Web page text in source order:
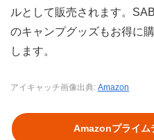
ルとして販売されます。
のキャンプグッズもお得に
します。
アイキャッチ画像出典: Amazon
Amazonプライム